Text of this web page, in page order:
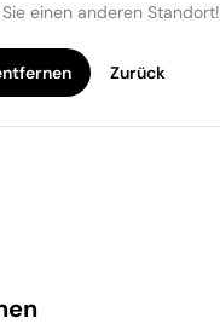
einen anderen Standort!
Zurück